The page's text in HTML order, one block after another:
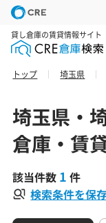
貸し倉庫の賃貸情報サイト
トップ 埼玉県
埼玉県・
倉庫・賃
該当件数 1 件
検索条件を保